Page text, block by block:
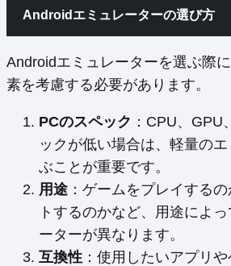
Androidエミュレーターの選び方
Androidエミュレーターを選ぶ際
素を考慮する必要があります。
PCのスペック ：CPU、
ックが低い場合は、軽量の
ぶことが重要です。
用途 ：ゲームをプレイする
トするのかなど、用途によ
ーターが異なります。
互換性 ：使用したいアプリ